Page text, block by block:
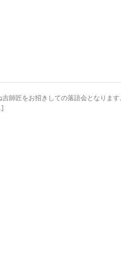
師匠をお招きしての落語会となります